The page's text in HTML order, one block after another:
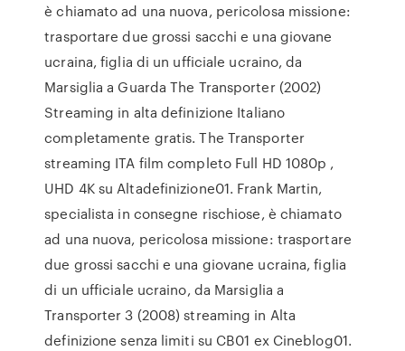
è chiamato ad una nuova, pericolosa missione:
trasportare due grossi sacchi e una giovane
ucraina, figlia di un ufficiale ucraino, da
Marsiglia a Guarda The Transporter (2002)
Streaming in alta definizione Italiano
completamente gratis. The Transporter
streaming ITA film completo Full HD 1080p ,
UHD 4K su Altadefinizione01. Frank Martin,
specialista in consegne rischiose, è chiamato
ad una nuova, pericolosa missione: trasportare
due grossi sacchi e una giovane ucraina, figlia
di un ufficiale ucraino, da Marsiglia a
Transporter 3 (2008) streaming in Alta
definizione senza limiti su CB01 ex Cineblog01.